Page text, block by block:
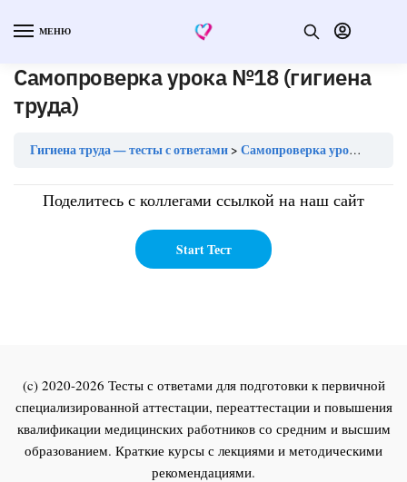
МЕНЮ
Самопроверка урока №18 (гигиена
труда)
Гигиена труда — тесты с ответами Самопроверка урока №18 (гигиена труда)
Поделитесь с коллегами ссылкой на наш сайт
(c) 2020-2026 Тесты с ответами для подготовки к первичной
специализированной аттестации, переаттестации и повышения
квалификации медицинских работников со средним и высшим
образованием. Краткие курсы с лекциями и методическими
рекомендациями.